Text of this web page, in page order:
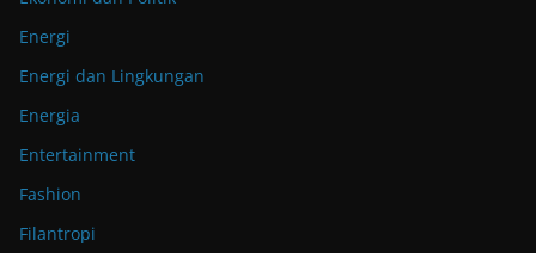
Energi
Energi dan Lingkungan
Energia
Entertainment
Fashion
Filantropi